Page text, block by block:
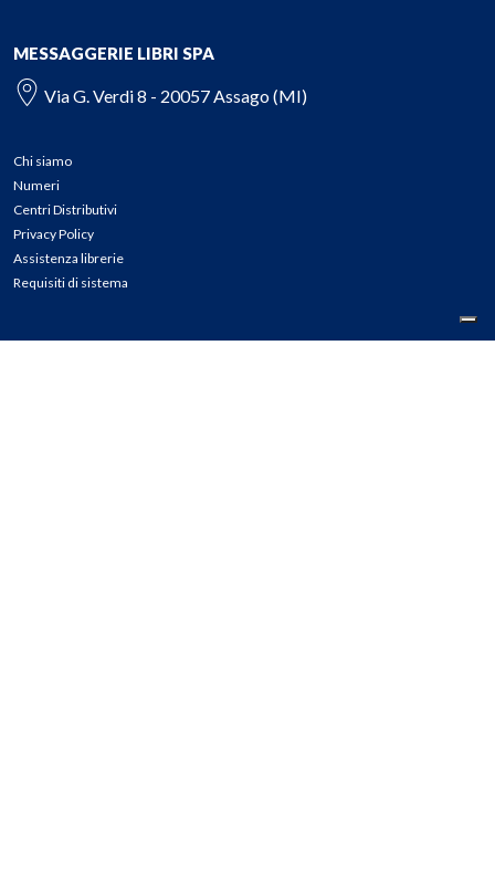
MESSAGGERIE LIBRI SPA
Via G. Verdi 8 - 20057 Assago (MI)
Chi siamo
Numeri
Centri Distributivi
Privacy Policy
Assistenza librerie
Requisiti di sistema
CONTATTI